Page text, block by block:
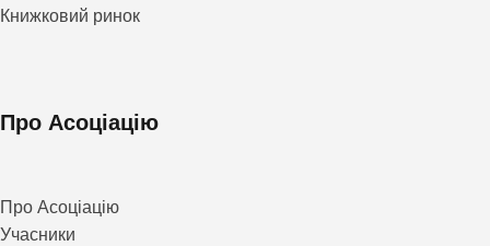
Книжковий ринок
Про Асоціацію
Про Асоціацію
Учасники